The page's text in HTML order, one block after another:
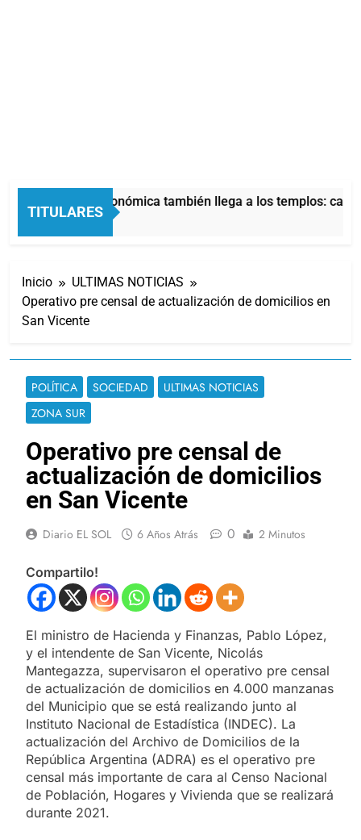
TITULARES
La crisis económica también llega a los templos: casi
7 Horas Atrás
Inicio
ULTIMAS NOTICIAS
Operativo pre censal de actualización de domicilios en
San Vicente
POLÍTICA SOCIEDAD
ULTIMAS NOTICIAS
ZONA SUR
Operativo pre censal de
actualización de domicilios
en San Vicente
Diario EL SOL 6 Años Atrás 0 2 Minutos
Compartilo!
El ministro de Hacienda y Finanzas, Pablo López,
y el intendente de San Vicente, Nicolás
Mantegazza, supervisaron el operativo pre censal
de actualización de domicilios en 4.000 manzanas
del Municipio que se está realizando junto al
Instituto Nacional de Estadística (INDEC). La
actualización del Archivo de Domicilios de la
República Argentina (ADRA) es el operativo pre
censal más importante de cara al Censo Nacional
de Población, Hogares y Vivienda que se realizará
durante 2021.